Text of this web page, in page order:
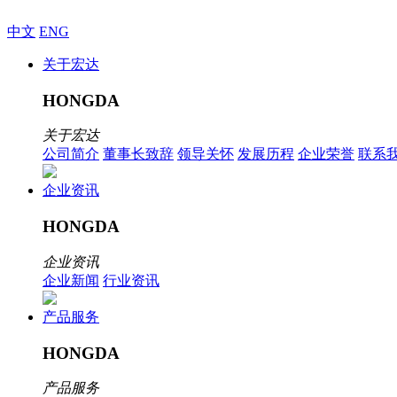
中文 ENG
关于宏达
HONGDA
关于宏达
公司简介 董事长致辞 领导关怀 发展历程 企业荣誉 联系
企业资讯
HONGDA
企业资讯
企业新闻 行业资讯
产品服务
HONGDA
产品服务